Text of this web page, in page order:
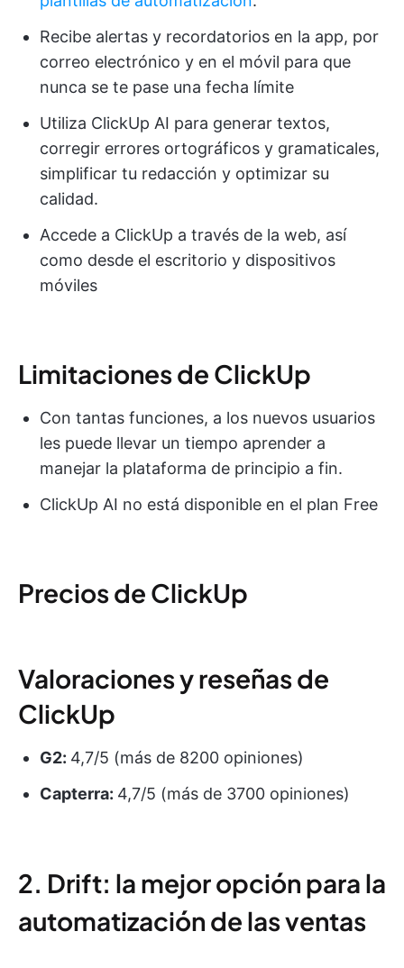
Recibe alertas y recordatorios en la app, por
correo electrónico y en el móvil para que
nunca se te pase una fecha límite
Utiliza ClickUp AI para generar textos,
corregir errores ortográficos y gramaticales,
simplificar tu redacción y optimizar su
calidad.
Accede a ClickUp a través de la web, así
como desde el escritorio y dispositivos
móviles
Limitaciones de ClickUp
Con tantas funciones, a los nuevos usuarios
les puede llevar un tiempo aprender a
manejar la plataforma de principio a fin.
ClickUp AI no está disponible en el plan Free
Precios de ClickUp
Valoraciones y reseñas de
ClickUp
G2: 4,7/5 (más de 8200 opiniones)
Capterra: 4,7/5 (más de 3700 opiniones)
2. Drift: la mejor opción para la
automatización de las ventas